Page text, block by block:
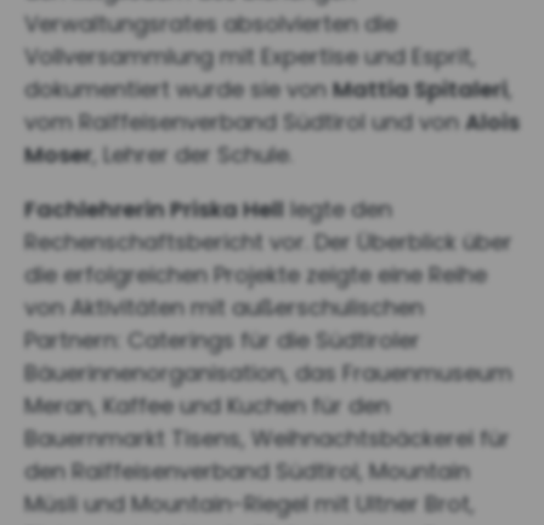
Verwaltungsrates absolvierten die
Vollversammlung mit Expertise und Esprit,
dokumentiert wurde sie vonMattia Spitaleri,
vom Raiffeisenverband Südtirol und von Alois
Moser , Lehrer der Schule.
Fachlehrerin Priska Hell legte den
Rechenschaftsbericht vor. Der Überblick über
die erfolgreichen Projekte zeigte eine Reihe
von Aktivitäten mit außerschulischen
Partnern: Caterings für die Südtiroler
Bäuerinnenorganisation, das Frauenmuseum
Meran, Kaffee und Kuchen für den
Bauernmarkt Tisens, Weihnachtsbäckerei für
den Raiffeisenverband Südtirol, Mountain
Müsli und Mountain-Riegel mit Ultner Brot,